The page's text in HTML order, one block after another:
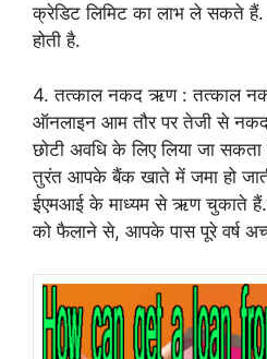
क्रेडिट लिमिट का लाभ ले सकते
होती है.
4. तत्काल नकद ऋण : तत्काल
ऑनलाइन आम तौर पर तेजी से
छोटी अवधि के लिए लिया जा सकता
तुरंत आपके बैंक खाते में जमा हो
ईएमआई के माध्यम से ऋण चुकाते
को फैलाने से, आपके पास पूरे वर्ष